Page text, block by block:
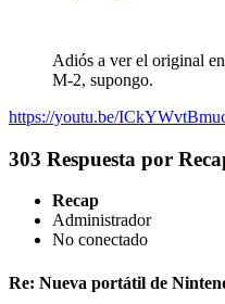
Adiós a ver el original
M-2, supongo.
https://youtu.be/
303 Respuesta por
Recap
Administrador
No conectado
Re: Nueva portátil de